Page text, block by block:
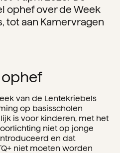
ophef over de Week
tot aan Kamervragen
ophef
van de Lentekriebels
op basisscholen
is voor kinderen, met het
niet op jonge
en dat
niet moeten worden